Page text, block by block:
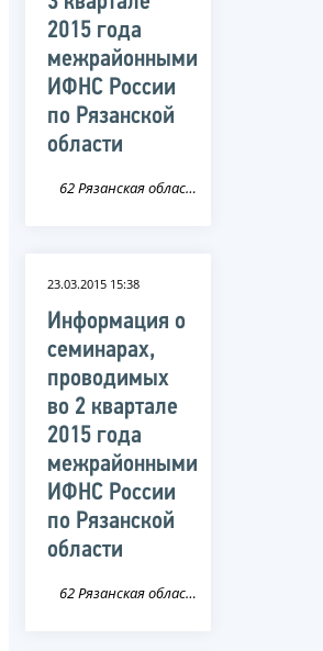
2015 года
межрайонными
ИФНС России
по Рязанской
области
62 Рязанская область
23.03.2015 15:38
Информация о
семинарах,
проводимых
во 2 квартале
2015 года
межрайонными
ИФНС России
по Рязанской
области
62 Рязанская область